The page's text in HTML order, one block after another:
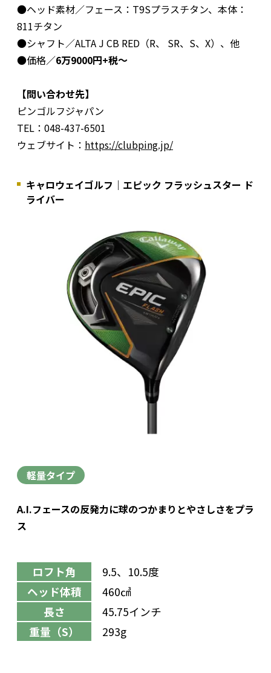
●ヘッド素材／フェース：T9Sプラスチタン、本体：
811チタン
●シャフト／ALTA J CB RED（R、 SR、S、X）、他
●価格／6万9000円+税～
【問い合わせ先】
ピンゴルフジャパン
TEL：048-437-6501
ウェブサイト： https://clubping.jp/
キャロウェイゴルフ｜エピック フラッシュスター ド
ライバー
軽量タイプ
A.I.フェースの反発力に球のつかまりとやさしさをプラ
ス
ロフト角
9.5、10.5度
ヘッド体積
460㎤
長さ
45.75インチ
重量（S）
293g